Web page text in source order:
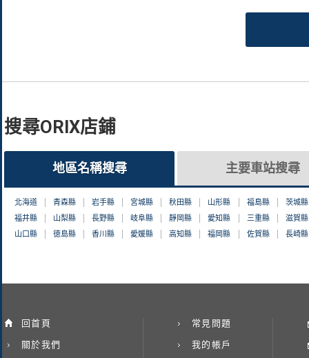
搜尋ORIX店鋪
地區名稱搜尋 主要車站搜尋
北海道 青森縣 岩手縣 宮城縣 秋田縣 山形縣 福島縣
茨城縣
福井縣
山梨縣 長野縣 岐阜縣 靜岡縣 愛知縣 三重縣
滋賀縣
山口縣
徳島縣 香川縣 愛媛縣 高知縣 福岡縣 佐賀縣 長崎縣
回首頁
關於我們
常見問題
我的帳戶